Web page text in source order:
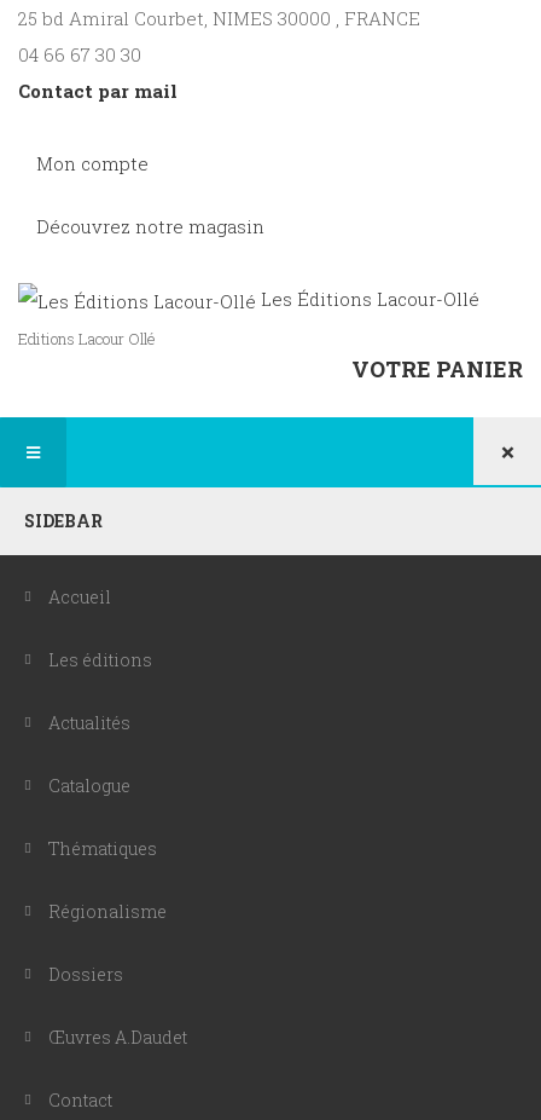
25 bd Amiral Courbet, NIMES 30000 , FRANCE
04 66 67 30 30
Contact par mail
Mon compte
Découvrez notre magasin
Les Éditions Lacour-Ollé
Editions Lacour Ollé
VOTRE PANIER
SIDEBAR
×
Accueil
Les éditions
Actualités
Catalogue
Thématiques
Régionalisme
Dossiers
Œuvres A.Daudet
Contact